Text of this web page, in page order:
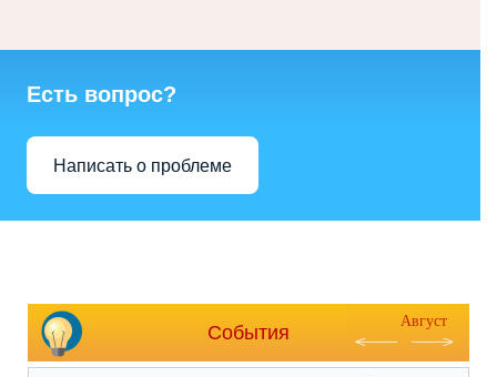
Есть вопрос?
Написать о проблеме
События
Август